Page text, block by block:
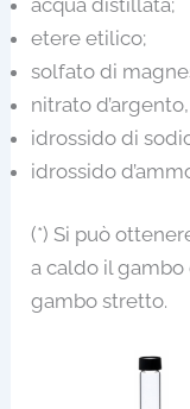
etere etilico;
solfato di
nitrato d’argento,
idrossido di
idrossido
(*) Si può
a caldo il gambo
gambo stretto.